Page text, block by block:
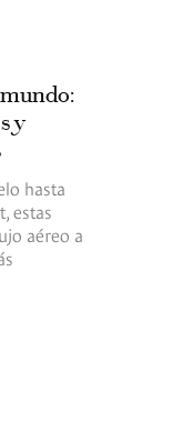
y
hasta
estas
aéreo a